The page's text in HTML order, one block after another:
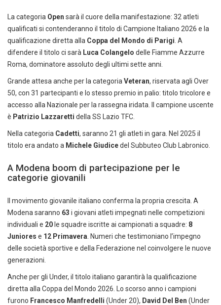
La categoria Open sarà il cuore della manifestazione: 32 atleti
qualificati si contenderanno il titolo di Campione Italiano 2026 e la
qualificazione diretta alla Coppa del Mondo di Parigi . A
difendere il titolo ci sarà Luca Colangelo delle Fiamme Azzurre
Roma, dominatore assoluto degli ultimi sette anni.
Grande attesa anche per la categoria Veteran, riservata agli Over
50, con 31 partecipanti e lo stesso premio in palio: titolo tricolore e
accesso alla Nazionale per la rassegna iridata. Il campione uscente
è Patrizio Lazzaretti della SS Lazio TFC.
Nella categoria Cadetti, saranno 21 gli atleti in gara. Nel 2025 il
titolo era andato a Michele Giudicedel Subbuteo Club Labronico.
A Modena boom di partecipazione per le
categorie giovanili
Il movimento giovanile italiano conferma la propria crescita. A
Modena saranno 63 i giovani atleti impegnati nelle competizioni
individuali e 20le squadre iscritte ai campionati a squadre: 8
Juniores e 12 Primavera . Numeri che testimoniano l’impegno
delle società sportive e della Federazione nel coinvolgere le nuove
generazioni.
Anche per gli Under, il titolo italiano garantirà la qualificazione
diretta alla Coppa del Mondo 2026. Lo scorso anno i campioni
furono Francesco Manfredelli (Under 20), David Del Ben (Under